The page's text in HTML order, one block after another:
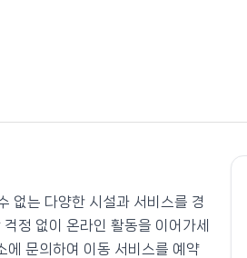
는 다양한 시설과 서비스를 경
정 없이 온라인 활동을 이어가세
에 문의하여 이동 서비스를 예약